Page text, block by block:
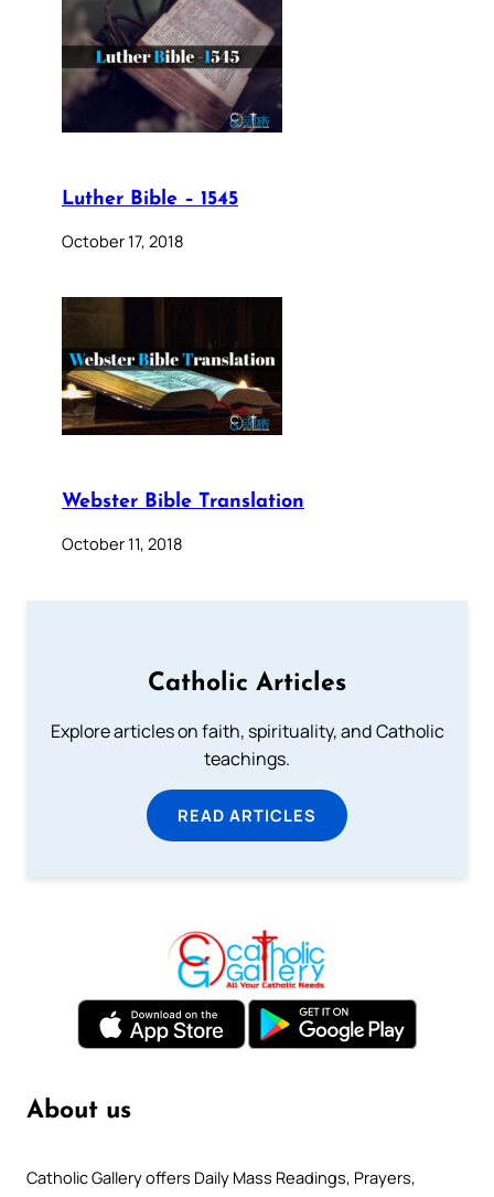
Luther Bible – 1545
October 17, 2018
Webster Bible Translation
October 11, 2018
Catholic Articles
Explore articles on faith, spirituality, and Catholic
teachings.
READ ARTICLES
About us
Catholic Gallery offers Daily Mass Readings, Prayers,